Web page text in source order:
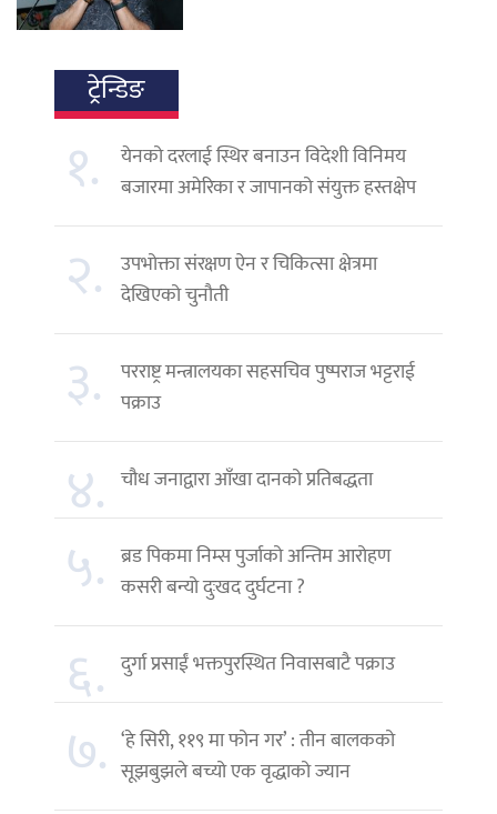
ट्रेन्डिङ
१.
येनको दरलाई स्थिर बनाउन विदेशी विनिमय
बजारमा अमेरिका र जापानको संयुक्त हस्तक्षेप
२. उपभोक्ता संरक्षण ऐन र चिकित्सा क्षेत्रमा
देखिएको चुनौती
३.
परराष्ट्र मन्त्रालयका सहसचिव पुष्पराज भट्टराई
पक्राउ
४. चौध जनाद्वारा आँखा दानको प्रतिबद्धता
५. ब्रड पिकमा निम्स पुर्जाको अन्तिम आरोहण
कसरी बन्यो दुःखद दुर्घटना ?
६. दुर्गा प्रसाईं भक्तपुरस्थित निवासबाटै पक्राउ
७. ‘हे सिरी, ११९ मा फोन गर’ : तीन बालकको
सूझबुझले बच्यो एक वृद्धाको ज्यान